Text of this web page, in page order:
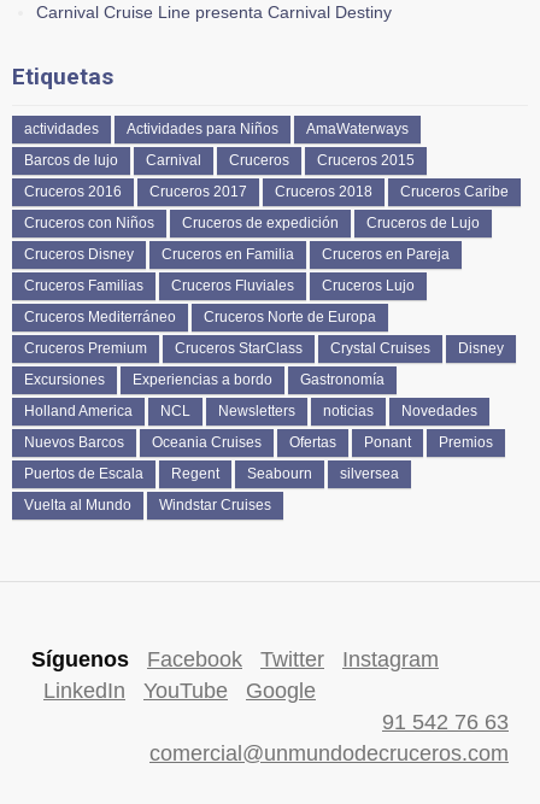
Carnival Cruise Line presenta Carnival Destiny
Etiquetas
actividades Actividades para Niños
AmaWaterways
Barcos de lujo
Carnival Cruceros
Cruceros 2015
Cruceros 2016
Cruceros 2017 Cruceros 2018
Cruceros Caribe
Cruceros con Niños
Cruceros de expedición
Cruceros de Lujo
Cruceros Disney
Cruceros en Familia
Cruceros en Pareja
Cruceros Familias
Cruceros Fluviales
Cruceros Lujo
Cruceros Mediterráneo
Cruceros Norte de Europa
Cruceros Premium
Cruceros StarClass Crystal Cruises
Disney
Excursiones
Experiencias a bordo
Gastronomía
Holland America
NCL Newsletters noticias
Novedades
Nuevos Barcos
Oceania Cruises Ofertas Ponant
Premios
Puertos de Escala
Regent Seabourn
silversea
Vuelta al Mundo
Windstar Cruises
Síguenos Facebook Twitter
Instagram
LinkedIn
YouTube
Google
91 542 76 63
comercial@unmundodecruceros.com